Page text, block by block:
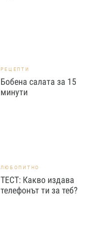
РЕЦЕПТИ
Бобена салата за 15
минути
ЛЮБОПИТНО
ТЕСТ: Какво издава
телефонът ти за теб?